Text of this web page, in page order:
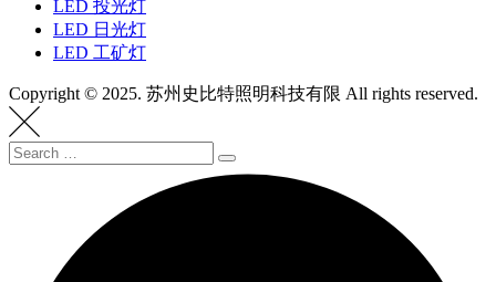
LED 投光灯
LED 日光灯
LED 工矿灯
Copyright © 2025. 苏州史比特照明科技有限 All rights reserved.